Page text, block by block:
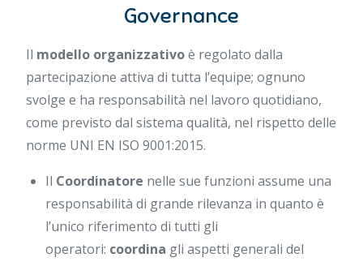
Governance
Il modello organizzativoè regolato dalla
partecipazione attiva di tutta l’equipe; ognuno
svolge e ha responsabilità nel lavoro quotidiano,
come previsto dal sistema qualità, nel rispetto delle
norme UNI EN ISO 9001:2015.
Il Coordinatore nelle sue funzioni assume una
responsabilità di grande rilevanza in quanto è
l’unico riferimento di tutti gli
operatori: coordina gli aspetti generali del